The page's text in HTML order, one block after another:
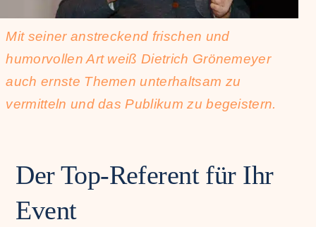
Mit seiner anstreckend frischen und
humorvollen Art weiß Dietrich Grönemeyer
auch ernste Themen unterhaltsam zu
vermitteln und das Publikum zu begeistern.
Der Top-Referent für Ihr
Event